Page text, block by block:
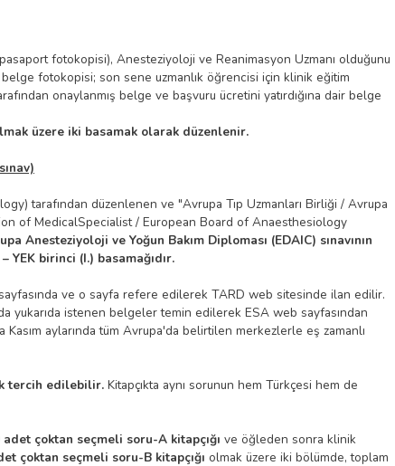
fotokopisi), Anesteziyoloji ve Reanimasyon Uzmanı olduğunu
fotokopisi; son sene uzmanlık öğrencisi için klinik eğitim
onaylanmış belge ve başvuru ücretini yatırdığına dair belge
üzere iki basamak olarak düzenlenir.
tarafından düzenlenen ve "Avrupa Tıp Uzmanları Birliği / Avrupa
of MedicalSpecialist / European Board of Anaesthesiology
Anesteziyoloji ve Yoğun Bakım Diploması (EDAIC) sınavının
YEK birinci (I.) basamağıdır.
ve o sayfa refere edilerek TARD web sitesinde ilan edilir.
yukarıda istenen belgeler temin edilerek ESA web sayfasından
Kasım aylarında tüm Avrupa'da belirtilen merkezlerle eş zamanlı
tercih edilebilir. Kitapçıkta aynı sorunun hem Türkçesi hem de
çoktan seçmeli soru-A kitapçığı ve öğleden sonra klinik
çoktan seçmeli soru-B kitapçığı olmak üzere iki bölümde, toplam